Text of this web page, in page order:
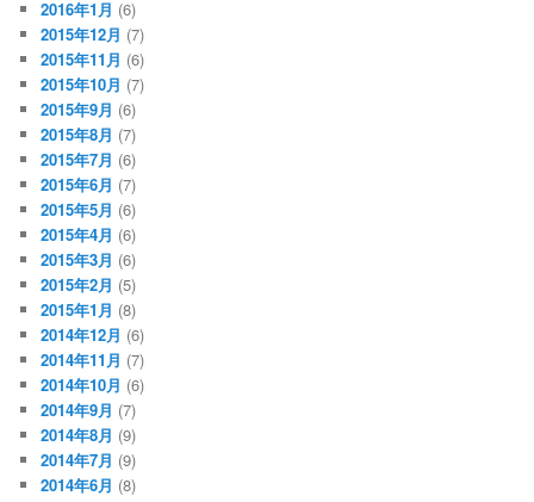
2016年1月 (6)
2015年12月 (7)
2015年11月 (6)
2015年10月 (7)
2015年9月 (6)
2015年8月 (7)
2015年7月 (6)
2015年6月 (7)
2015年5月 (6)
2015年4月 (6)
2015年3月 (6)
2015年2月 (5)
2015年1月 (8)
2014年12月 (6)
2014年11月 (7)
2014年10月 (6)
2014年9月 (7)
2014年8月 (9)
2014年7月 (9)
2014年6月 (8)